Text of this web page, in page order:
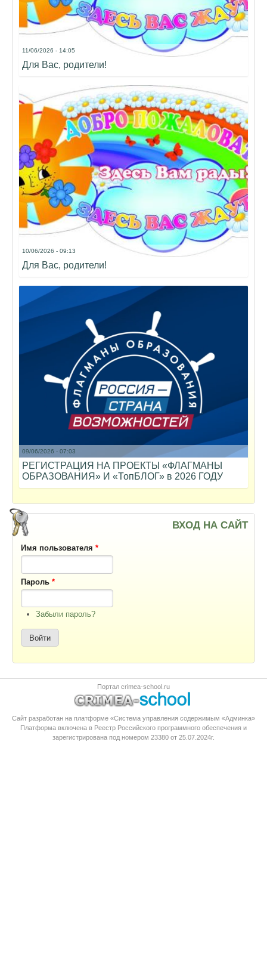
11/06/2026 - 14:05
Для Вас, родители!
10/06/2026 - 09:13
Для Вас, родители!
09/06/2026 - 07:03
РЕГИСТРАЦИЯ НА ПРОЕКТЫ «ФЛАГМАНЫ
ОБРАЗОВАНИЯ» И «ТопБЛОГ» в 2026 ГОДУ
ВХОД НА САЙТ
Имя пользователя *
Пароль *
Забыли пароль?
Портал crimea-school.ru
Сайт разработан на платформе «Система управления содержимым «Админка»
Платформа включена в Реестр Российского программного обеспечения и
зарегистрирована под номером 23380 от 25.07.2024г.